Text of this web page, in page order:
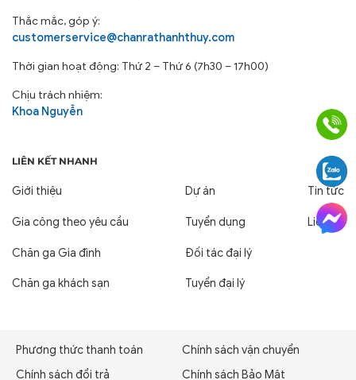
Thắc mắc, góp ý:
customerservice@chanrathanhthuy.com
Thời gian hoạt động: Thứ 2 – Thứ 6 (7h30 – 17h00)
Chịu trách nhiệm:
Khoa Nguyễn
LIÊN KẾT NHANH
Giới thiệu
Gia công theo yêu cầu
Chăn ga Gia đình
Chăn ga khách sạn
Dự án
Tuyển dụng
Đối tác đại lý
Tuyển đại lý
Tin tức
Liên hệ
Phương thức thanh toán
Chính sách vận chuyển
Chính sách đổi trả
Chính sách Bảo Mật